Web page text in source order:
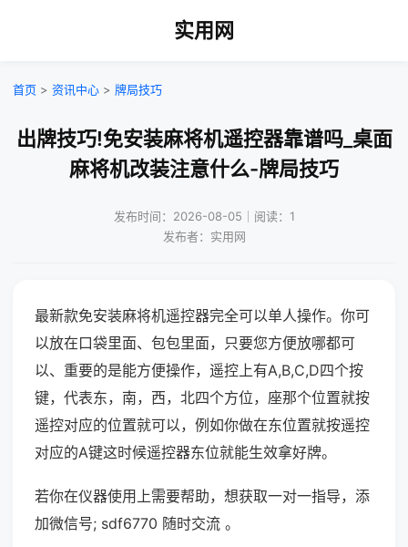
实用网
首页 > 资讯中心 > 牌局技巧
出牌技巧!免安装麻将机遥控器靠谱吗_桌面
麻将机改装注意什么-牌局技巧
发布时间：2026-08-05｜阅读：1
发布者：实用网
最新款免安装麻将机遥控器完全可以单人操作。你可
以放在口袋里面、包包里面，只要您方便放哪都可
以、重要的是能方便操作，遥控上有A,B,C,D四个按
键，代表东，南，西，北四个方位，座那个位置就按
遥控对应的位置就可以，例如你做在东位置就按遥控
对应的A键这时候遥控器东位就能生效拿好牌。
若你在仪器使用上需要帮助，想获取一对一指导，添
加微信号; sdf6770 随时交流 。